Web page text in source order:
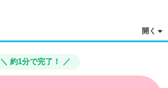
＼ 約1分で完了！ ／